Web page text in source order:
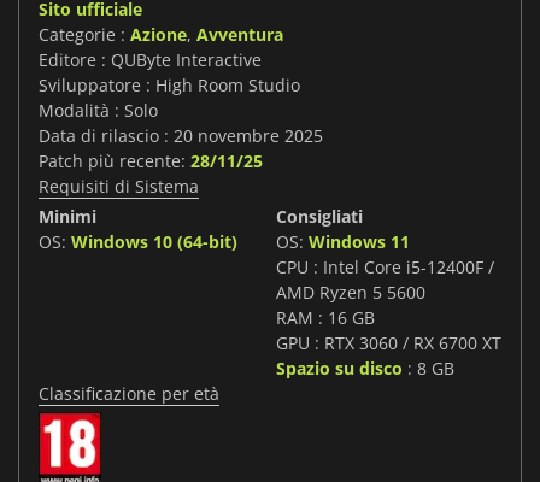
Sito ufficiale
Categorie : Azione, Avventura
Editore : QUByte Interactive
Sviluppatore : High Room Studio
Modalità : Solo
Data di rilascio : 20 novembre 2025
Patch più recente: 28/11/25
Requisiti di Sistema
Minimi
OS: Windows 10 (64-bit)
Consigliati
OS: Windows 11
CPU : Intel Core i5-12400F /
AMD Ryzen 5 5600
RAM : 16 GB
GPU : RTX 3060 / RX 6700 XT
Spazio su disco : 8 GB
Classificazione per età